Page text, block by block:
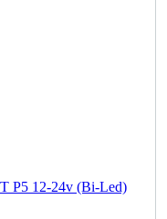
P5 12-24v (Bi-Led)